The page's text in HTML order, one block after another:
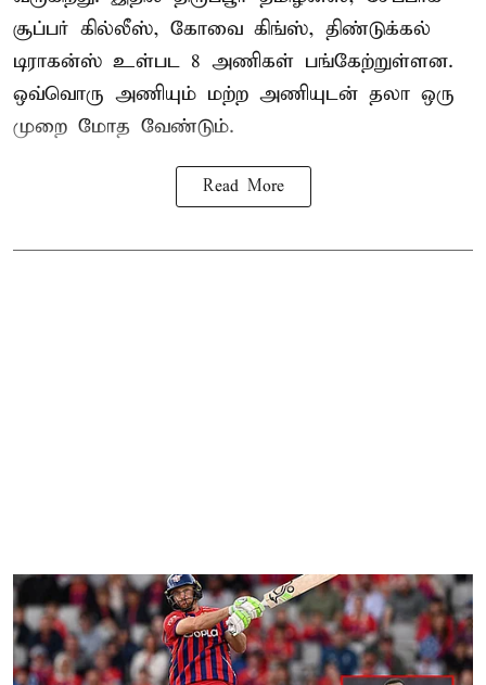
சூப்பர் கில்லீஸ், கோவை கிங்ஸ், திண்டுக்கல்
டிராகன்ஸ் உள்பட 8 அணிகள் பங்கேற்றுள்ளன.
ஒவ்வொரு அணியும் மற்ற அணியுடன் தலா ஒரு
முறை மோத வேண்டும்.
Read More